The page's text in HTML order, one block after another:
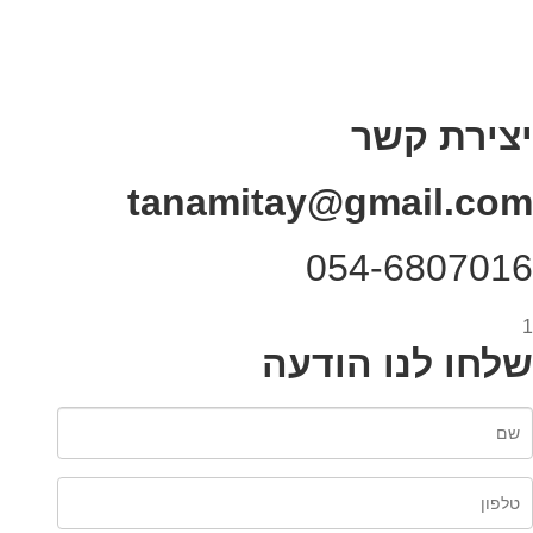
יצירת קשר
tanamitay@gmail.com
054-6807016
1
שלחו לנו הודעה